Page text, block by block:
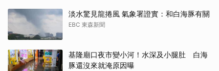
淡水驚見龍捲風 氣象署證實：和白海豚有關
EBC 東森新聞
基隆廟口夜市變小河！水深及小腿肚 白海
豚還沒來就淹原因曝